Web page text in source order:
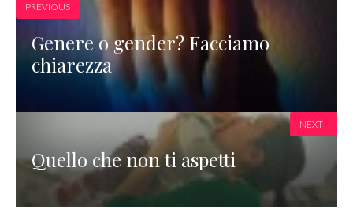
PREVIOUS
Genere o gender? Facciamo
chiarezza
Quello che non ti aspetti
NEXT